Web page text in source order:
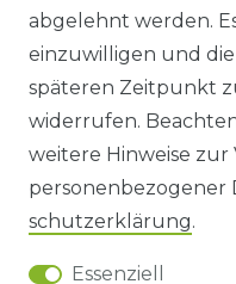
HINWEISE ZUR
IMPRESSUM
AGB UND
BARRIEREFREIHEIT
abgelehnt werden.
einzuwilligen und
späteren Zeitpunkt
widerrufen.
weitere Hinweise
personenbezogener
schutz­erklärung.
Essenziell